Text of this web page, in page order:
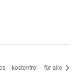
– kostenfrei – für alle